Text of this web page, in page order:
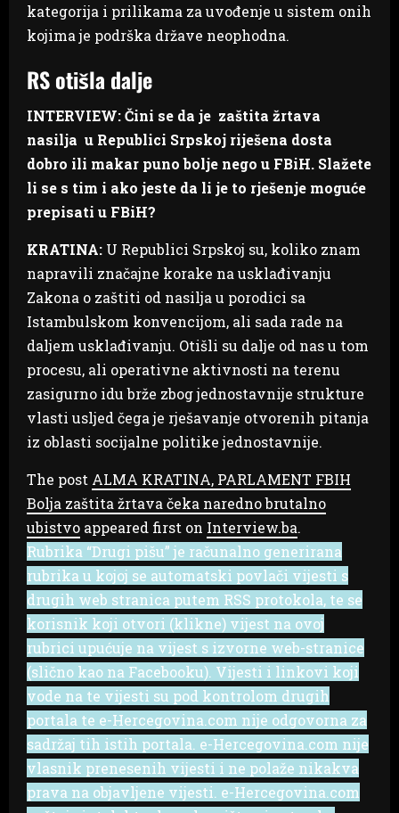
kategorija i prilikama za uvođenje u sistem onih
kojima je podrška države neophodna.
RS otišla dalje
INTERVIEW: Čini se da je zaštita žrtava
nasilja u Republici Srpskoj riješena dosta
dobro ili makar puno bolje nego u FBiH. Slažete
li se s tim i ako jeste da li je to rješenje moguće
prepisati u FBiH?
KRATINA: U Republici Srpskoj su, koliko znam
napravili značajne korake na usklađivanju
Zakona o zaštiti od nasilja u porodici sa
Istambulskom konvencijom, ali sada rade na
daljem usklađivanju. Otišli su dalje od nas u tom
procesu, ali operativne aktivnosti na terenu
zasigurno idu brže zbog jednostavnije strukture
vlasti usljed čega je rješavanje otvorenih pitanja
iz oblasti socijalne politike jednostavnije.
The post ALMA KRATINA, PARLAMENT FBIH
Bolja zaštita žrtava čeka naredno brutalno
ubistvo appeared first on Interview.ba.
Rubrika “Drugi pišu” je računalno generirana
rubrika u kojoj se automatski povlači vijesti s
drugih web stranica putem RSS protokola, te se
korisnik koji otvori (klikne) vijest na ovoj
rubrici upućuje na vijest s izvorne web-stranice
(slično kao na Facebooku). Vijesti i linkovi koji
vode na te vijesti su pod kontrolom drugih
portala te e-Hercegovina.com nije odgovorna za
sadržaj tih istih portala. e-Hercegovina.com nije
vlasnik prenesenih vijesti i ne polaže nikakva
prava na objavljene vijesti. e-Hercegovina.com